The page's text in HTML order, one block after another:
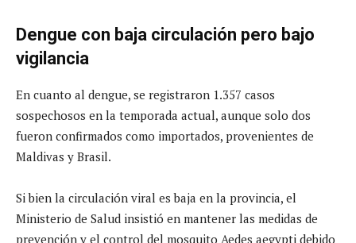
Dengue con baja circulación pero bajo
vigilancia
En cuanto al dengue, se registraron 1.357 casos
sospechosos en la temporada actual, aunque solo dos
fueron confirmados como importados, provenientes de
Maldivas y Brasil.
Si bien la circulación viral es baja en la provincia, el
Ministerio de Salud insistió en mantener las medidas de
prevención y el control del mosquito Aedes aegypti debido